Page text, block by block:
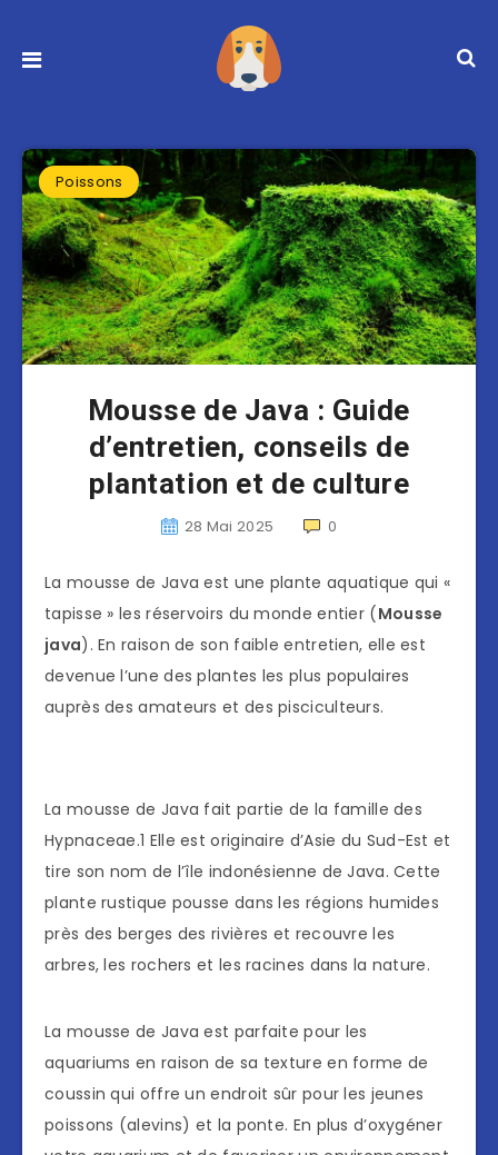
Poissons
Mousse de Java : Guide
d’entretien, conseils de
plantation et de culture
28 Mai 2025 0
La mousse de Java est une plante aquatique qui «
tapisse » les réservoirs du monde entier (Mousse
java). En raison de son faible entretien, elle est
devenue l’une des plantes les plus populaires
auprès des amateurs et des pisciculteurs.
La mousse de Java fait partie de la famille des
Hypnaceae.1 Elle est originaire d’Asie du Sud-Est et
tire son nom de l’île indonésienne de Java. Cette
plante rustique pousse dans les régions humides
près des berges des rivières et recouvre les
arbres, les rochers et les racines dans la nature.
La mousse de Java est parfaite pour les
aquariums en raison de sa texture en forme de
coussin qui offre un endroit sûr pour les jeunes
poissons (alevins) et la ponte. En plus d’oxygéner